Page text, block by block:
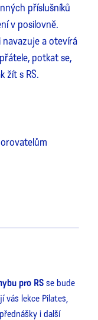
příslušníků
v posilovně.
a otevírá
potkat se,
žít s RS.
pro RS se bude
vás lekce Pilates,
i další